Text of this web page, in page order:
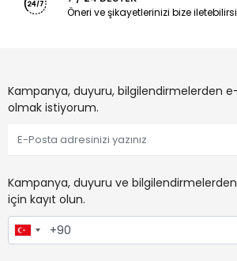
Öneri ve şikayetlerinizi bize
Kampanya, duyuru, bilgilendirmelerden
olmak istiyorum.
Kampanya, duyuru ve
için kayıt olun.